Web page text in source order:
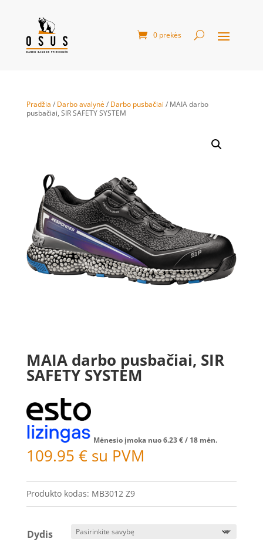
0 prekės
Pradžia / Darbo avalynė/ Darbo pusbačiai / MAIA darbo
pusbačiai, SIR SAFETY SYSTEM
MAIA darbo pusbačiai, SIR
SAFETY SYSTEM
Mėnesio įmoka nuo6.23€/ 18 mėn.
109.95 € su PVM
Produkto kodas: MB3012 Z9
Dydis